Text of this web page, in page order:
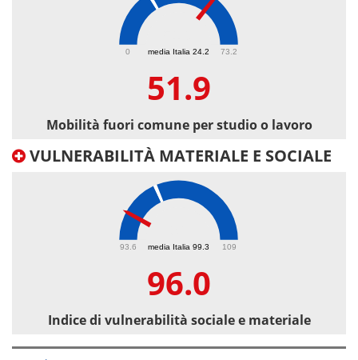
media Italia 24.2
0 73.2
51.9
Mobilità fuori comune per studio o lavoro
VULNERABILITÀ MATERIALE E SOCIALE
media Italia 99.3
93.6 109
96.0
Indice di vulnerabilità sociale e materiale